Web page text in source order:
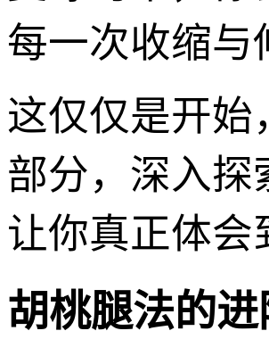
每一次收缩与
这仅仅是开始
部分，深入探
让你真正体会
胡桃腿法的